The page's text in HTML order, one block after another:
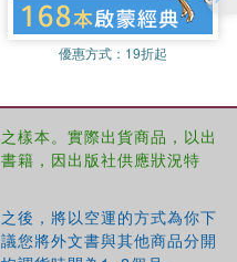
優惠方式： 19折起
樣本。實際出貨商品，以出
籍，因出版社供應狀況特
後，將以空運的方式為你下
您將外文書與其他商品分開